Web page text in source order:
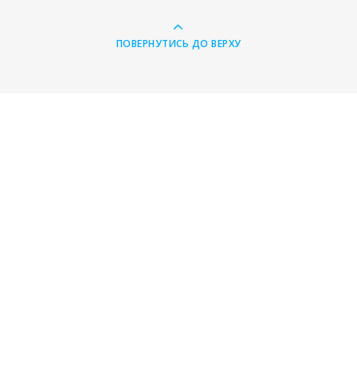
ПОВЕРНУТИСЬ ДО ВЕРХУ